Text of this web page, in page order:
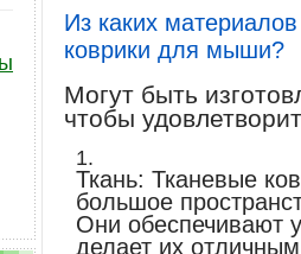
Из каких
коврики для мыши?
Могут быть
чтобы
Ткань: Тканевые
большое
Они обеспечивают
делает их